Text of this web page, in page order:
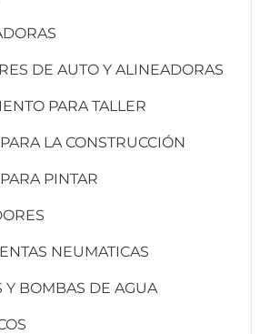
DE AUTO Y ALINEADORAS
PARA TALLER
LA CONSTRUCCIÓN
PINTAR
NEUMATICAS
Y BOMBAS DE AGUA